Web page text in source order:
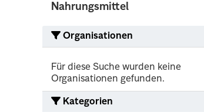
Nahrungsmittel
Organisationen
Für diese Suche wurden keine
Organisationen gefunden.
Kategorien